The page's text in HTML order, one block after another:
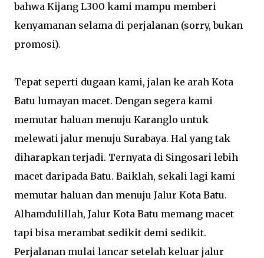
bahwa Kijang L300 kami mampu memberi
kenyamanan selama di perjalanan (sorry, bukan
promosi).
Tepat seperti dugaan kami, jalan ke arah Kota
Batu lumayan macet. Dengan segera kami
memutar haluan menuju Karanglo untuk
melewati jalur menuju Surabaya. Hal yang tak
diharapkan terjadi. Ternyata di Singosari lebih
macet daripada Batu. Baiklah, sekali lagi kami
memutar haluan dan menuju Jalur Kota Batu.
Alhamdulillah, Jalur Kota Batu memang macet
tapi bisa merambat sedikit demi sedikit.
Perjalanan mulai lancar setelah keluar jalur